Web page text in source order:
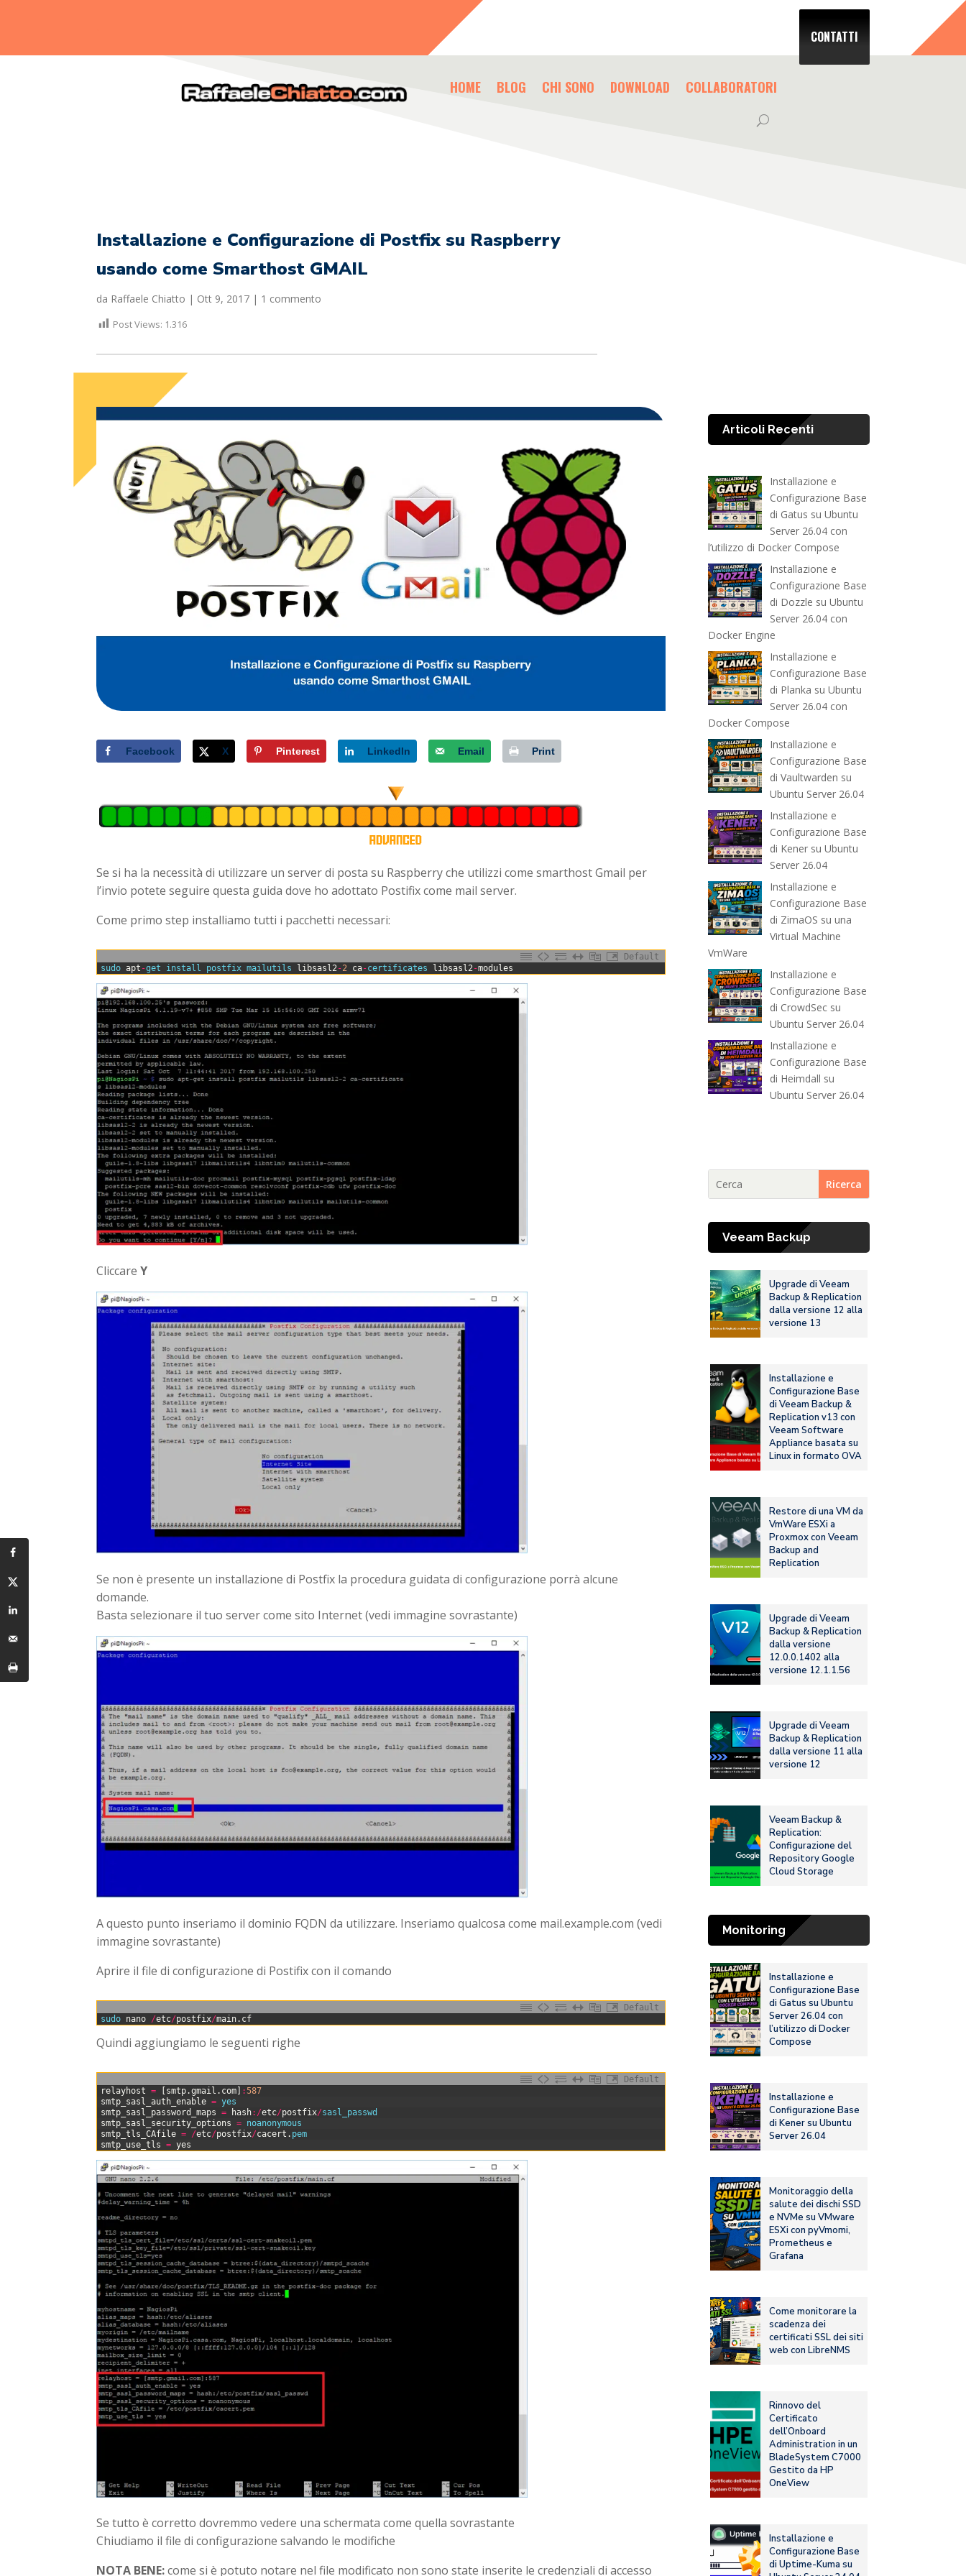
HOME BLOG CHI SONO DOWNLOAD COLLABORATORI
CONTATTI
Installazione e Configurazione di Postfix su Raspberry
usando come Smarthost GMAIL
da Raffaele Chiatto | Ott 9, 2017 | 1 commento
Post Views: 1.316
Facebook X Pinterest LinkedIn Email Print
Se si ha la necessità di utilizzare un server di posta su Raspberry che utilizzi come smarthost Gmail per
l’invio potete seguire questa guida dove ho adottato Postifix come mail server.
Come primo step installiamo tutti i pacchetti necessari:
Default
sudo apt -get install postfix mailutils libsasl2-2 ca-certificates libsasl2-modules
Cliccare Y
Se non è presente un installazione di Postfix la procedura guidata di configurazione porrà alcune
domande.
Basta selezionare il tuo server come sito Internet (vedi immagine sovrastante)
A questo punto inseriamo il dominio FQDN da utilizzare. Inseriamo qualcosa come mail.example.com (vedi
immagine sovrastante)
Aprire il file di configurazione di Postifix con il comando
Default
sudo nano /etc/postfix/main. cf
Quindi aggiungiamo le seguenti righe
Default
relayhost = smtp.gmail . com :587
smtp_sasl_auth_enable = yes
smtp_sasl_password_maps
= hash: /etc/postfix/sasl_passwd
smtp_sasl_security_options
= noanonymous
smtp_tls_CAfile = /etc/postfix/cacert . pem
smtp_use_tls
= yes
Se tutto è corretto dovremmo vedere una schermata come quella sovrastante
Chiudiamo il file di configurazione salvando le modifiche
NOTA BENE:come si è potuto notare nel file modificato non sono state inserite le credenziali di accesso
Articoli Recenti
Installazione e
Configurazione Base
di Gatus su Ubuntu
Server 26.04 con
l’utilizzo di Docker Compose
Installazione e
Configurazione Base
di Dozzle su Ubuntu
Server 26.04 con
Docker Engine
Installazione e
Configurazione Base
di Planka su Ubuntu
Server 26.04 con
Docker Compose
Installazione e
Configurazione Base
di Vaultwarden su
Ubuntu Server 26.04
Installazione e
Configurazione Base
di Kener su Ubuntu
Server 26.04
Installazione e
Configurazione Base
di ZimaOS su una
Virtual Machine
VmWare
Installazione e
Configurazione Base
di CrowdSec su
Ubuntu Server 26.04
Installazione e
Configurazione Base
di Heimdall su
Ubuntu Server 26.04
Veeam Backup
Upgrade di Veeam
Backup & Replication
dalla versione 12 alla
versione 13
Installazione e
Configurazione Base
di Veeam Backup &
Replication v13 con
Veeam Software
Appliance basata su
Linux in formato OVA
Restore di una VM da
VmWare ESXi a
Proxmox con Veeam
Backup and
Replication
Upgrade di Veeam
Backup & Replication
dalla versione
12.0.0.1402 alla
versione 12.1.1.56
Upgrade di Veeam
Backup & Replication
dalla versione 11 alla
versione 12
Veeam Backup &
Replication:
Configurazione del
Repository Google
Cloud Storage
Monitoring
Installazione e
Configurazione Base
di Gatus su Ubuntu
Server 26.04 con
l’utilizzo di Docker
Compose
Installazione e
Configurazione Base
di Kener su Ubuntu
Server 26.04
Monitoraggio della
salute dei dischi SSD
e NVMe su VMware
ESXi con pyVmomi,
Prometheus e
Grafana
Come monitorare la
scadenza dei
certificati SSL dei siti
web con LibreNMS
Rinnovo del
Certificato
dell’Onboard
Administration in un
BladeSystem C7000
Gestito da HP
OneView
Installazione e
Configurazione Base
di Uptime-Kuma su